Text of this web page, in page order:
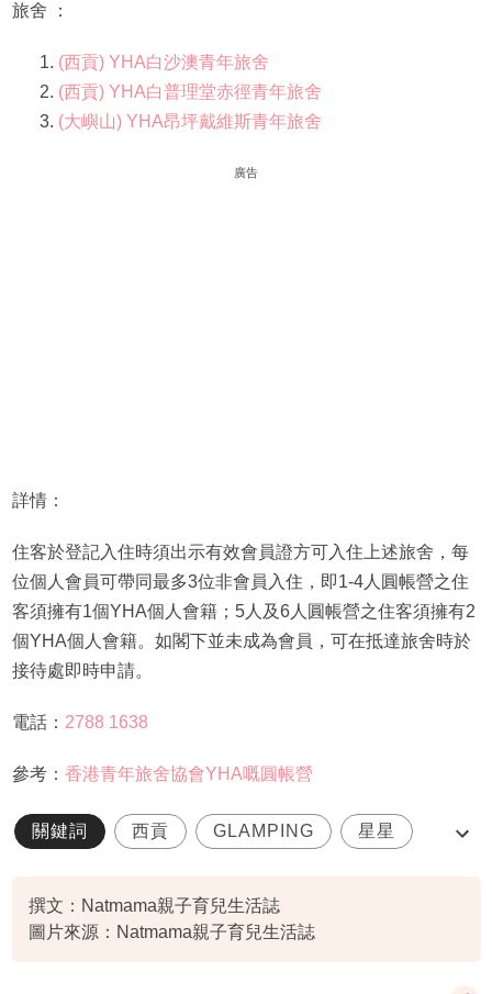
旅舍 ：
(西貢) YHA白沙澳青年旅舍
(西貢) YHA白普理堂赤徑青年旅舍
(大嶼山) YHA昂坪戴維斯青年旅舍
廣告
詳情：
住客於登記入住時須出示有效會員證方可入住上述旅舍，每
位個人會員可帶同最多3位非會員入住，即1-4人圓帳營之住
客須擁有1個YHA個人會籍；5人及6人圓帳營之住客須擁有2
個YHA個人會籍。如閣下並未成為會員，可在抵達旅舍時於
接待處即時申請。
電話： 2788 1638
參考： 香港青年旅舍協會YHA嘅圓帳營
關鍵詞 西貢 GLAMPING 星星
撰文：Natmama親子育兒生活誌
圖片來源：Natmama親子育兒生活誌